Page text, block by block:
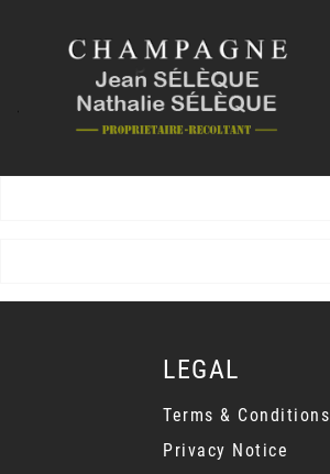
LEGAL
Terms & Conditions
Privacy Notice